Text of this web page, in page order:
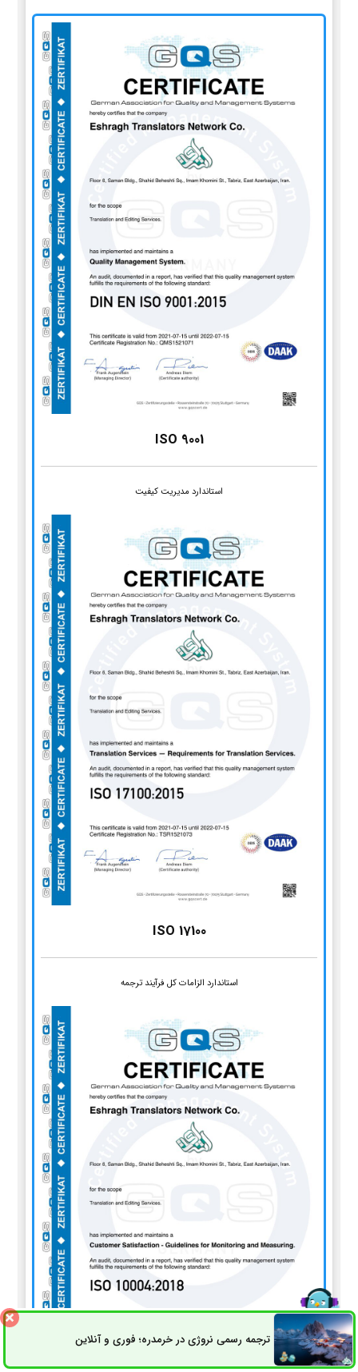
ISO 9001
استاندارد مدیریت کیفیت
ISO 17100
استاندارد الزامات کل فرآیند ترجمه
ترجمه رسمی نروژی در خرمدره؛ فوری و آنلاینثبت سفارش راه های ارتباطی